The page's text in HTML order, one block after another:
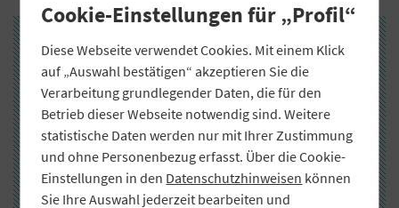
Nach Ihrer Einwilligung werden Daten an
YouTube übertragen.
Einwilligen
Cookie-Einstellungen für „Profil“
Diese Webseite verwendet Cookies. Mit einem Klick
auf „Auswahl bestätigen“ akzeptieren Sie die
Verarbeitung grundlegender Daten, die für den
Betrieb dieser Webseite notwendig sind. Weitere
statistische Daten werden nur mit Ihrer Zustimmung
und ohne Personenbezug erfasst. Über die Cookie-
Einstellungen in den Datenschutzhinweisen können
Sie Ihre Auswahl jederzeit bearbeiten und